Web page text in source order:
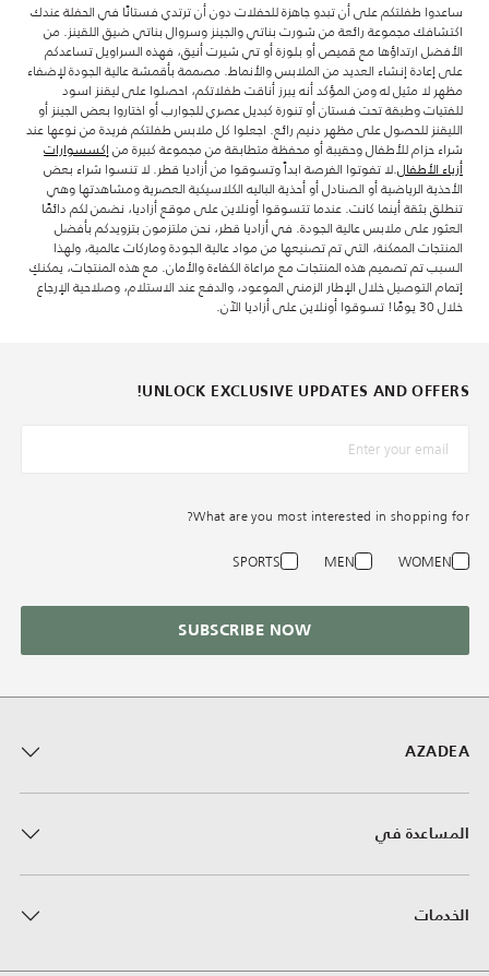
ساعدوا طفلتكم على أن تبدو جاهزة للحفلات دون أن ترتدي فستانًا في الحفلة عندك
اكتشافك مجموعة رائعة من شورت بناتي والجينز وسروال بناتي ضيق اللقينز. من
الأفضل ارتداؤها مع قميص أو بلوزة أو تي شيرت أنيق، فهذه السراويل تساعدكم
على إعادة إنشاء العديد من الملابس والأنماط. مصممة بأقمشة عالية الجودة لإضفاء
مظهر لا مثيل له ومن المؤكد أنه يبرز أناقت طفلاتكم، احصلوا على ليقنز اسود
للفتيات وطبقة تحت فستان أو تنورة كبديل عصري للجوارب أو اختاروا بعض الجينز أو
الليقنز للحصول على مظهر دنيم رائع. اجعلوا كل ملابس طفلتكم فريدة من نوعها عند
شراء حزام للأطفال وحقيبة أو محفظة متطابقة من مجموعة كبيرة من إكسسوارات
أزياء الأطفال.لا تفوتوا الفرصة ابداً وتسوقوا من أزاديا قطر. لا تنسوا شراء بعض
الأحذية الرياضية أو الصنادل أو أحذية الباليه الكلاسيكية العصرية ومشاهدتها وهي
تنطلق بثقة أينما كانت. عندما تتسوقوا أونلاين على موقع أزاديا، نضمن لكم دائمًا
العثور على ملابس عالية الجودة. في أزاديا قطر، نحن ملتزمون بتزويدكم بأفضل
المنتجات الممكنة، التي تم تصنيعها من مواد عالية الجودة وماركات عالمية، ولهذا
السبب تم تصميم هذه المنتجات مع مراعاة الكفاءة والأمان. مع هذه المنتجات، يمكنكِ
إتمام التوصيل خلال الإطار الزمني الموعود، والدفع عند الاستلام، وصلاحية الإرجاع
خلال 30 يومًا! تسوقوا أونلاين على أزاديا الآن.
AZADEA
المساعدة في
الخدمات
UNLOCK EXCLUSIVE UPDATES AND OFFERS!
What are you most interested in shopping for?
WOMEN
MEN
SPORTS
SUBSCRIBE NOW